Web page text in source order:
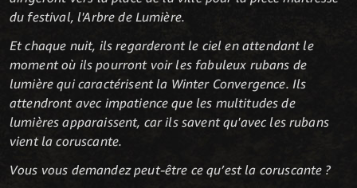
du festival, l'Arbre de Lumière.
Et chaque nuit, ils regarderont le ciel en attendant le
moment où ils pourront voir les fabuleux rubans de
lumière qui caractérisent la Winter Convergence. Ils
attendront avec impatience que les multitudes de
lumières apparaissent, car ils savent qu'avec les rubans
vient la coruscante.
Vous vous demandez peut-être ce qu’est la coruscante ?